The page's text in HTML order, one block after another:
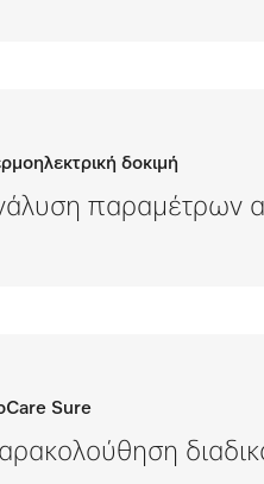
δοκιμή
παραμέτρων
Sure